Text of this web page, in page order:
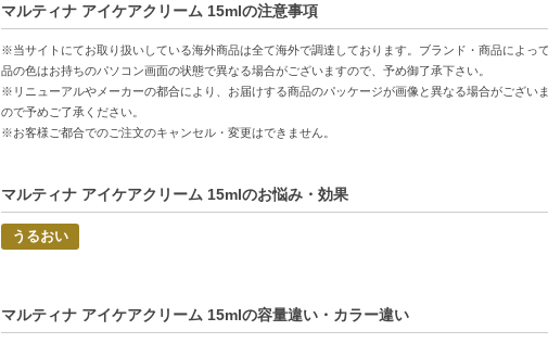
【商品の特徴】
少量使用で高いコスパ-パール大程度でしっかりと潤いを与えます。
ハーブの力-外的要因から肌を守り、必要な水分をキープします。
【こんな方へおすすめ】
目元のケアをしっかり行いたい方
中文的商品説明在這裡（中国語の商品説明はこちら）
【JAN/UPC:4032061011110】
マルティナ アイケアクリーム 15mlの注意事項
※当サイトにてお取り扱いしている海外商品は全て海外で調達しております。ブランド・商品によっ
品の色はお持ちのパソコン画面の状態で異なる場合がございますので、予め御了承下さい。
※リニューアルやメーカーの都合により、お届けする商品のパッケージが画像と異なる場合がござい
ので予めご了承ください。
※お客様ご都合でのご注文のキャンセル・変更はできません。
マルティナ アイケアクリーム 15mlのお悩み・効果
うるおい
マルティナ アイケアクリーム 15mlの容量違い・カラー違い